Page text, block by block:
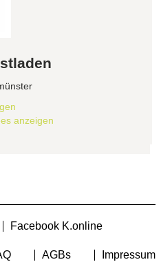
anzeigen
Facebook K.online
AGBs Impressum